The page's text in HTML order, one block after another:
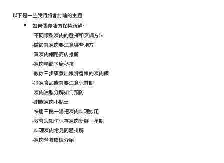
以下是一些我們將會討論的主題:
如何儲存凍肉保持新鮮?
-不同類型凍肉的選擇和烹調方法
-做節買凍肉要注意哪些地方
-買凍肉網路商店推薦
-凍肉精簡下廚秘技
-教你三步驟煮出嫩滑香嫩的凍肉飯
-冷凍食品購買要注意保質期
-凍肉油脂分解如何預防
-網購凍肉小貼士
-快速三餸一湯把凍肉料理妙用
-教會您如何保存凍肉新鮮一星期
-料理凍肉常見問題排解
-凍肉營養價值介紹